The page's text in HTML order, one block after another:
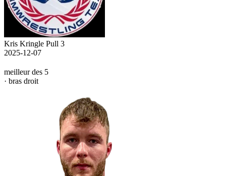
Kris Kringle Pull 3
2025-12-07
meilleur des 5
· bras droit